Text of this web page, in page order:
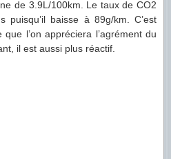
de 3.9L/100km. Le taux de CO2
puisqu’il baisse à 89g/km. C’est
l’on appréciera l’agrément du
il est aussi plus réactif.